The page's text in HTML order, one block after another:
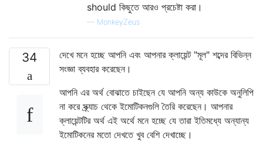
should কিছুতে আরও প্রচেষ্টা করা।
— MonkeyZeus
34
দেখে মনে হচ্ছে আপনি এবং আপনার ক্লায়েন্ট "মূল" শব্দের বিভিন্ন
সংজ্ঞা ব্যবহার করেছেন।
আপনি এর অর্থ বোঝাতে চাইছেন যে আপনি অন্য কাউকে অনুলিপি
না করে স্ক্র্যাচ থেকে ইমোটিকনগুলি তৈরি করেছেন। আপনার
ক্লায়েন্টটির অর্থ এই অর্থে মনে হচ্ছে যে তারা ইতিমধ্যে অন্যান্য
ইমোটিকনের মতো দেখতে খুব বেশি দেখাচ্ছে।